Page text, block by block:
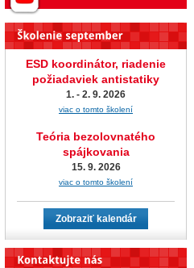
ESD koordinátor, riadenie
požiadaviek antistatiky
1. - 2. 9. 2026
viac o tomto školení
Teória bezolovnatého
spájkovania
15. 9. 2026
viac o tomto školení
Zobraziť kalendár